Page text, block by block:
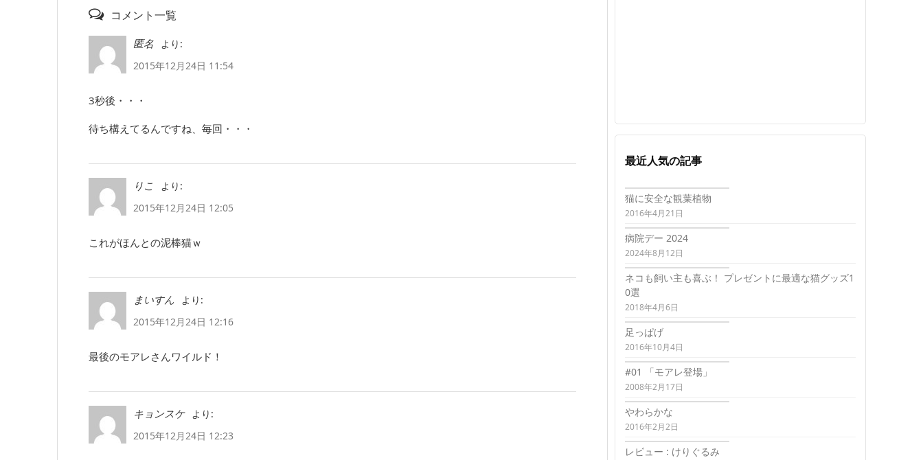
コメント一覧
匿名
より:
2015年12月24日 11:54
3秒後・・・
待ち構えてるんですね、毎回・・・
りこ
より:
2015年12月24日 12:05
これがほんとの泥棒猫ｗ
まいすん
より:
2015年12月24日 12:16
最後のモアレさんワイルド！
キョンスケ
より:
2015年12月24日 12:23
最近人気の記事
猫に安全な観葉植物
2016年4月21日
病院デー 2024
2024年8月12日
ネコも飼い主も喜ぶ！ プレゼントに最適な猫グッズ1
0選
2018年4月6日
足っぱげ
2016年10月4日
#01 「モアレ登場」
2008年2月17日
やわらかな
2016年2月2日
レビュー : けりぐるみ